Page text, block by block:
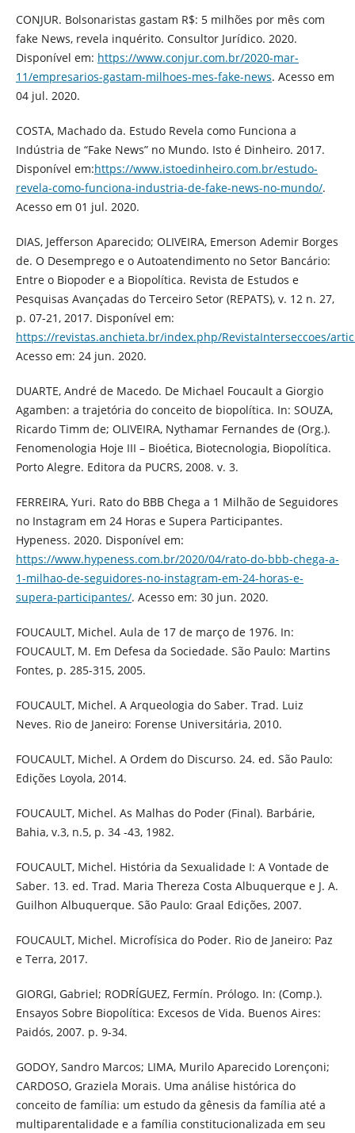
CONJUR. Bolsonaristas gastam R$: 5 milhões por mês com
fake News, revela inquérito. Consultor Jurídico. 2020.
Disponível em: https://www.conjur.com.br/2020-mar-
11/empresarios-gastam-milhoes-mes-fake-news. Acesso em
04 jul. 2020.
COSTA, Machado da. Estudo Revela como Funciona a
Indústria de “Fake News” no Mundo. Isto é Dinheiro. 2017.
Disponível em:https://www.istoedinheiro.com.br/estudo-
revela-como-funciona-industria-de-fake-news-no-mundo/.
Acesso em 01 jul. 2020.
DIAS, Jefferson Aparecido; OLIVEIRA, Emerson Ademir Borges
de. O Desemprego e o Autoatendimento no Setor Bancário:
Entre o Biopoder e a Biopolítica. Revista de Estudos e
Pesquisas Avançadas do Terceiro Setor (REPATS), v. 12 n. 27,
p. 07-21, 2017. Disponível em:
https://revistas.anchieta.br/index.php/RevistaInterseccoes/
Acesso em: 24 jun. 2020.
DUARTE, André de Macedo. De Michael Foucault a Giorgio
Agamben: a trajetória do conceito de biopolítica. In: SOUZA,
Ricardo Timm de; OLIVEIRA, Nythamar Fernandes de (Org.).
Fenomenologia Hoje III – Bioética, Biotecnologia, Biopolítica.
Porto Alegre. Editora da PUCRS, 2008. v. 3.
FERREIRA, Yuri. Rato do BBB Chega a 1 Milhão de Seguidores
no Instagram em 24 Horas e Supera Participantes.
Hypeness. 2020. Disponível em:
https://www.hypeness.com.br/2020/04/rato-do-bbb-chega-a-
1-milhao-de-seguidores-no-instagram-em-24-horas-e-
supera-participantes/. Acesso em: 30 jun. 2020.
FOUCAULT, Michel. Aula de 17 de março de 1976. In:
FOUCAULT, M. Em Defesa da Sociedade. São Paulo: Martins
Fontes, p. 285-315, 2005.
FOUCAULT, Michel. A Arqueologia do Saber. Trad. Luiz
Neves. Rio de Janeiro: Forense Universitária, 2010.
FOUCAULT, Michel. A Ordem do Discurso. 24. ed. São Paulo:
Edições Loyola, 2014.
FOUCAULT, Michel. As Malhas do Poder (Final). Barbárie,
Bahia, v.3, n.5, p. 34 -43, 1982.
FOUCAULT, Michel. História da Sexualidade I: A Vontade de
Saber. 13. ed. Trad. Maria Thereza Costa Albuquerque e J. A.
Guilhon Albuquerque. São Paulo: Graal Edições, 2007.
FOUCAULT, Michel. Microfísica do Poder. Rio de Janeiro: Paz
e Terra, 2017.
GIORGI, Gabriel; RODRÍGUEZ, Fermín. Prólogo. In: (Comp.).
Ensayos Sobre Biopolítica: Excesos de Vida. Buenos Aires:
Paidós, 2007. p. 9-34.
GODOY, Sandro Marcos; LIMA, Murilo Aparecido Lorençoni;
CARDOSO, Graziela Morais. Uma análise histórica do
conceito de família: um estudo da gênesis da família até a
multiparentalidade e a família constitucionalizada em seu